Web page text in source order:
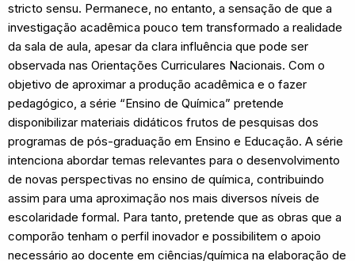
stricto sensu. Permanece, no entanto, a sensação de que a
investigação acadêmica pouco tem transformado a realidade
da sala de aula, apesar da clara influência que pode ser
observada nas Orientações Curriculares Nacionais. Com o
objetivo de aproximar a produção acadêmica e o fazer
pedagógico, a série “Ensino de Química” pretende
disponibilizar materiais didáticos frutos de pesquisas dos
programas de pós-graduação em Ensino e Educação. A série
intenciona abordar temas relevantes para o desenvolvimento
de novas perspectivas no ensino de química, contribuindo
assim para uma aproximação nos mais diversos níveis de
escolaridade formal. Para tanto, pretende que as obras que a
comporão tenham o perfil inovador e possibilitem o apoio
necessário ao docente em ciências/química na elaboração de